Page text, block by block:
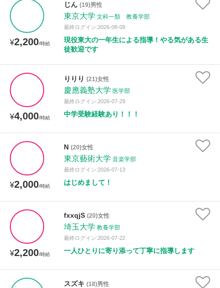
¥2,200/時給
じん (19)男性
東京大学 文科一類 教養学部
最終ログイン:2026-08-09
現役東大の一年生による指導！やる気がある生
徒歓迎です
¥4,000/時給
りりり (21)女性
慶應義塾大学 医学部
最終ログイン:2026-07-29
中学受験経験あり！！！
¥2,000/時給
N (20)女性
東京藝術大学 音楽学部
最終ログイン:2026-07-13
はじめまして！
¥2,200/時給
fxxqjS (20)女性
埼玉大学 教養学部
最終ログイン:2026-07-22
一人ひとりに寄り添って丁寧に指導します
スズキ (18)男性